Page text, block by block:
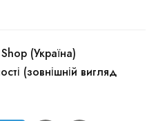
(Україна)
(зовнішній вигляд